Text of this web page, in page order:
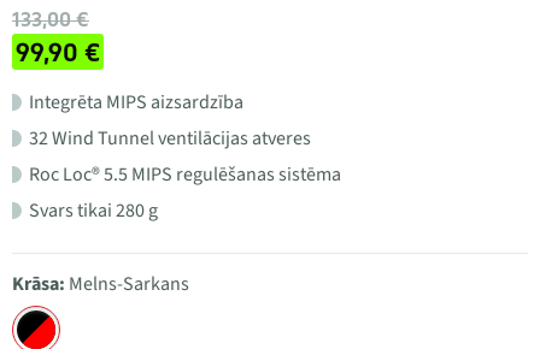
133,00 €
99,90 €
Integrēta MIPS aizsardzība
32 Wind Tunnel ventilācijas atveres
Roc Loc® 5.5 MIPS regulēšanas sistēma
Svars tikai 280 g
Krāsa: Melns-Sarkans